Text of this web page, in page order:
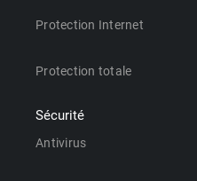
Protection Internet
Protection totale
Sécurité
Antivirus